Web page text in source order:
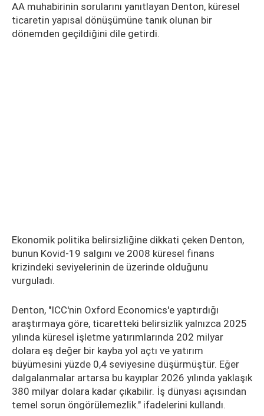
AA muhabirinin sorularını yanıtlayan Denton, küresel
ticaretin yapısal dönüşümüne tanık olunan bir
dönemden geçildiğini dile getirdi.
Ekonomik politika belirsizliğine dikkati çeken Denton,
bunun Kovid-19 salgını ve 2008 küresel finans
krizindeki seviyelerinin de üzerinde olduğunu
vurguladı.
Denton, "ICC'nin Oxford Economics'e yaptırdığı
araştırmaya göre, ticaretteki belirsizlik yalnızca 2025
yılında küresel işletme yatırımlarında 202 milyar
dolara eş değer bir kayba yol açtı ve yatırım
büyümesini yüzde 0,4 seviyesine düşürmüştür. Eğer
dalgalanmalar artarsa bu kayıplar 2026 yılında yaklaşık
380 milyar dolara kadar çıkabilir. İş dünyası açısından
temel sorun öngörülemezlik." ifadelerini kullandı.